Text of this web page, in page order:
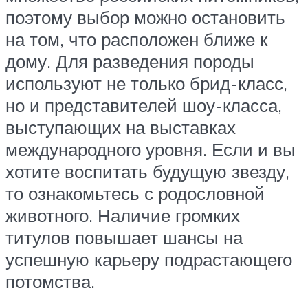
поэтому выбор можно остановить
на том, что расположен ближе к
дому. Для разведения породы
используют не только брид-класс,
но и представителей шоу-класса,
выступающих на выставках
международного уровня. Если и вы
хотите воспитать будущую звезду,
то ознакомьтесь с родословной
животного. Наличие громких
титулов повышает шансы на
успешную карьеру подрастающего
потомства.